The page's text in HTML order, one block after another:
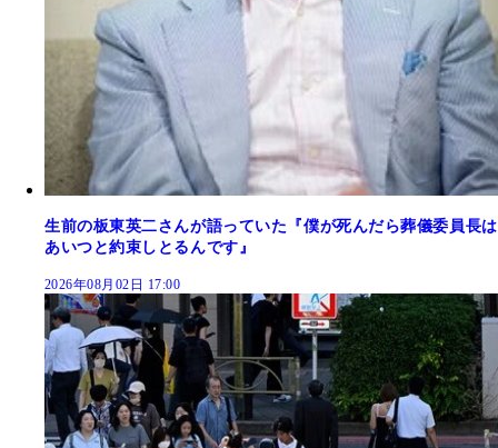
生前の板東英二さんが語っていた『僕が死んだら葬儀委員長は
あいつと約束しとるんです』
2026年08月02日 17:00